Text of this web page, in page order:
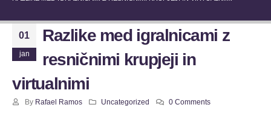
01
jan
Razlike med igralnicami z
resničnimi krupjeji in
virtualnimi
By Rafael Ramos Uncategorized 0 Comments